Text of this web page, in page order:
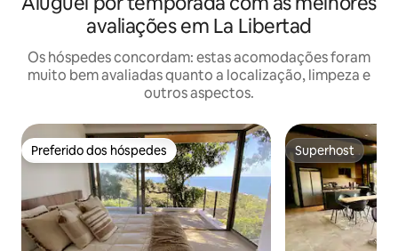
avaliações em La Libertad
Os hóspedes concordam: estas acomodações foram
muito bem avaliadas quanto a localização, limpeza e
outros aspectos.
Preferido dos hóspedes
Preferido dos hóspedes Superhost
Superhost